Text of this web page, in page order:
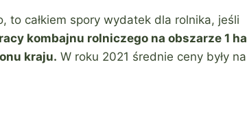
to całkiem spory wydatek dla rolnika, jeśli
kombajnu rolniczego na obszarze 1 ha
kraju. W roku 2021 średnie ceny były na